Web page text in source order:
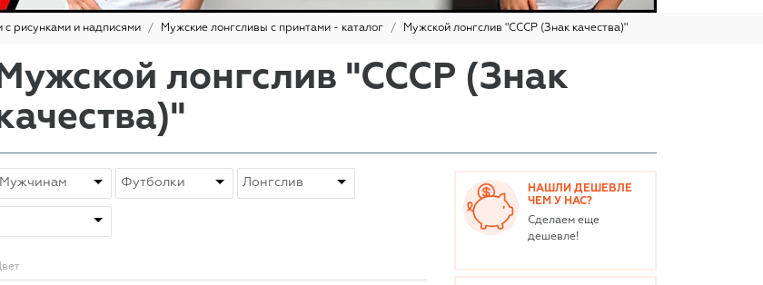
с рисунками и надписями Мужские лонгсливы с принтами - каталог Мужской лонгслив "СССР (Знак качества)"
лонгслив "СССР (Знак
НАШЛИ ДЕШЕВЛЕ
ЧЕМ У НАС?
Сделаем еще
дешевле!